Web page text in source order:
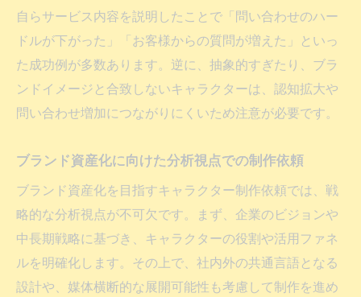
自らサービス内容を説明したことで「問い合わせのハー
ドルが下がった」「お客様からの質問が増えた」といっ
た成功例が多数あります。逆に、抽象的すぎたり、ブラ
ンドイメージと合致しないキャラクターは、認知拡大や
問い合わせ増加につながりにくいため注意が必要です。
ブランド資産化に向けた分析視点での制作依頼
ブランド資産化を目指すキャラクター制作依頼では、戦
略的な分析視点が不可欠です。まず、企業のビジョンや
中長期戦略に基づき、キャラクターの役割や活用ファネ
ルを明確化します。その上で、社内外の共通言語となる
設計や、媒体横断的な展開可能性も考慮して制作を進め